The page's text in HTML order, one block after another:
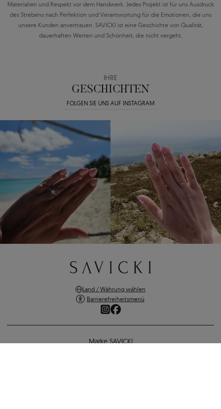
Materialien und Respekt vor dem Handwerk. Jedes Projekt ist für uns Ausdruck
des Strebens nach Perfektion und Verantwortung für die Emotionen, die uns
unsere Kunden anvertrauen. SAVICKI ist eine Geschichte von Qualität,
dauerhaften Werten und Schönheit, die nicht vergeht.
IHRE
GESCHICHTEN
FOLGEN SIE UNS AUF INSTAGRAM
Land / Währung wählen
Barrierefreiheitsmenü
Marke SAVICKI